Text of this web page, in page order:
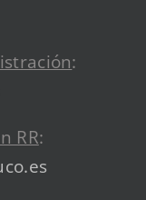
:
RR: